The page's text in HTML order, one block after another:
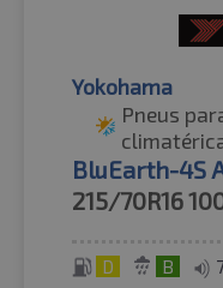
Yokohama
Pneus
BluEarth-4S
215/70R16
D B